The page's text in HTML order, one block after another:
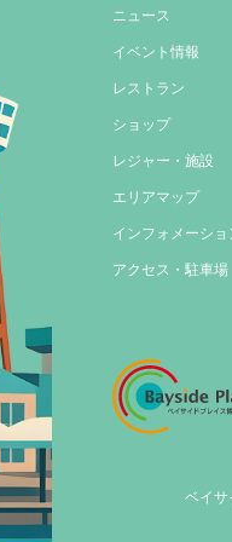
ニュース
イベント情報
レストラン
ショップ
レジャー・施設
エリアマップ
インフォメーショ
アクセス・駐車場
ベイサ